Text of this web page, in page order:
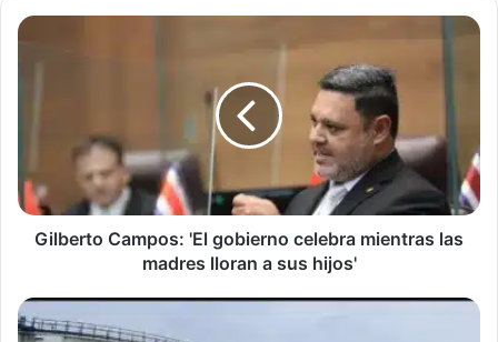
Gilberto
madres
lloran
Gilberto Campos: 'El gobierno celebra mientras las
madres lloran a sus hijos'
Recope
avanza